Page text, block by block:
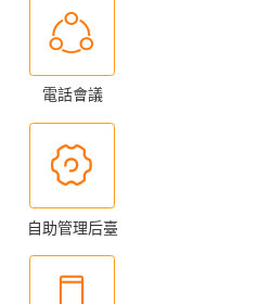
電話會議
自助管理后臺